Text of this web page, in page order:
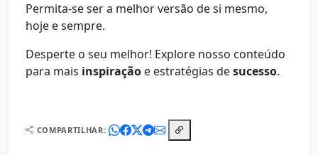
Permita-se ser a melhor versão de si mesmo,
hoje e sempre.
Desperte o seu melhor! Explore nosso conteúdo
para mais inspiração e estratégias desucesso.
COMPARTILHAR: